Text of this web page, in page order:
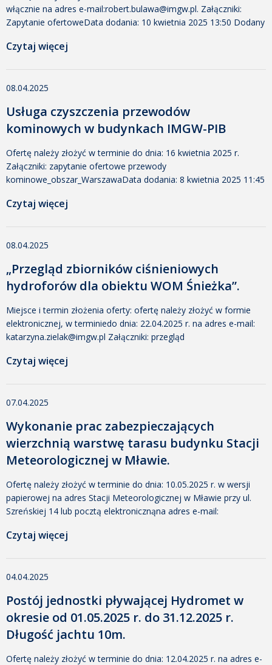
włącznie na adres e-mail:robert.bulawa@imgw.pl. Załączniki:
Zapytanie ofertoweData dodania: 10 kwietnia 2025 13:50 Dodany
Załącznik nr 1 Formularz ofertyData dodania: 10 kwietnia 2025
Czytaj więcej
08.04.2025
Usługa czyszczenia przewodów
kominowych w budynkach IMGW-PIB
Ofertę należy złożyć w terminie do dnia: 16 kwietnia 2025 r.
Załączniki: zapytanie ofertowe przewody
kominowe_obszar_WarszawaData dodania: 8 kwietnia 2025 11:45
zał. nr 1Data dodania: 8 kwietnia 2025 11:45 Dodany przez:
Rozmiar: […]
Czytaj więcej
08.04.2025
„Przegląd zbiorników ciśnieniowych
hydroforów dla obiektu WOM Śnieżka”.
Miejsce i termin złożenia oferty: ofertę należy złożyć w formie
elektronicznej, w terminiedo dnia: 22.04.2025 r. na adres e-mail:
katarzyna.zielak@imgw.pl Załączniki: przegląd
Dodany przez: Katarzyna Zielak Rozmiar: 278 KB Pobrano: 152
Pobrano: 241 Załącznik nr 2 […]
Czytaj więcej
07.04.2025
Wykonanie prac zabezpieczających
wierzchnią warstwę tarasu budynku Stacji
Meteorologicznej w Mławie.
Ofertę należy złożyć w terminie do dnia: 10.05.2025 r. w wersji
papierowej na adres Stacji Meteorologicznej w Mławie przy ul.
Szreńskiej 14 lub pocztą elektronicznąna adres e-mail:
Załączniki: Zapytanie ofertoweData dodania: 7 kwietnia 2025
kwietnia 2025 12:05 Dodany przez: Marta […]
Czytaj więcej
04.04.2025
Postój jednostki pływającej Hydromet w
okresie od 01.05.2025 r. do 31.12.2025 r.
Długość jachtu 10m.
Ofertę należy złożyć w terminie do dnia: 12.04.2025 r. na adres e-